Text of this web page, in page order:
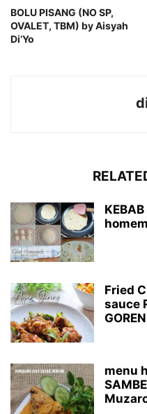
BOLU PISANG (NO SP,
OVALET, TBM) by Aisyah
Di’Yo
Fried
sauce
menu